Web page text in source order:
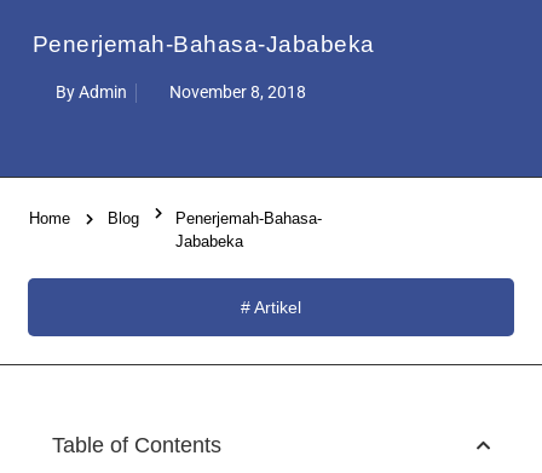
Penerjemah-Bahasa-Jababeka
ByAdmin November 8, 2018
Home Blog
Penerjemah-Bahasa-
Jababeka
#Artikel
Table of Contents